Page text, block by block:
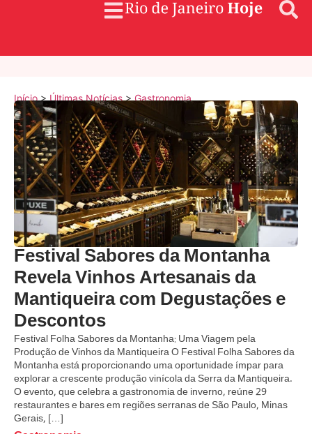
Início>Últimas Notícias>Gastronomia
Festival Sabores da Montanha
Revela Vinhos Artesanais da
Mantiqueira com Degustações e
Descontos
Festival Folha Sabores da Montanha: Uma Viagem pela
Produção de Vinhos da Mantiqueira O Festival Folha Sabores da
Montanha está proporcionando uma oportunidade ímpar para
explorar a crescente produção vinícola da Serra da Mantiqueira.
O evento, que celebra a gastronomia de inverno, reúne 29
restaurantes e bares em regiões serranas de São Paulo, Minas
Gerais, […]